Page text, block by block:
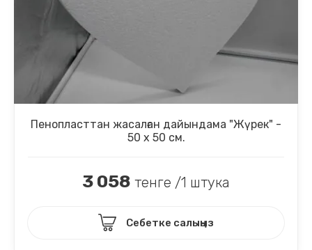
Пенопласттан жасалған дайындама "Жүрек" -
50 х 50 см.
3 058 тенге /1 штука
Себетке салыңыз